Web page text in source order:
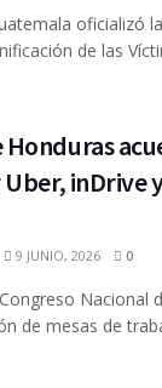
oficializó
de las
Honduras
inDrive
9 JUNIO, 2026 0
Nacional
de mesas de